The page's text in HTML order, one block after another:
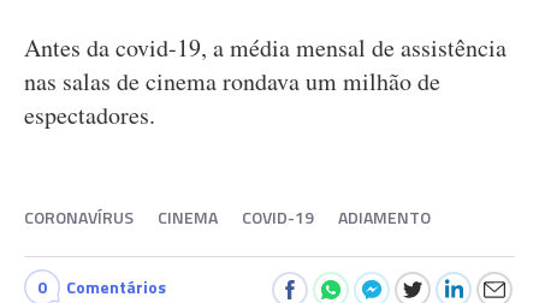
Antes da covid-19, a média mensal de assistência
nas salas de cinema rondava um milhão de
espectadores.
CORONAVÍRUS CINEMA COVID-19 ADIAMENTO
0 Comentários